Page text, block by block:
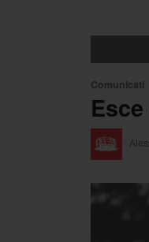
Comunicati